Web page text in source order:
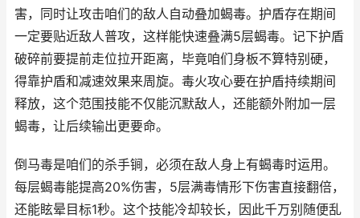
害，同时让攻击咱们的敌人自动叠加蝎毒。护盾存在期间
一定要贴近敌人普攻，这样能快速叠满5层蝎毒。记下护盾
破碎前要提前走位拉开距离，毕竟咱们身板不算特别硬，
得靠护盾和减速效果来周旋。毒火攻心要在护盾持续期间
释放，这个范围技能不仅能沉默敌人，还能额外附加一层
蝎毒，让后续输出更要命。
倒马毒是咱们的杀手锏，必须在敌人身上有蝎毒时运用。
每层蝎毒能提高20%伤害，5层满毒情形下伤害直接翻倍，
还能眩晕目标1秒。这个技能冷却较长，因此千万别随便乱